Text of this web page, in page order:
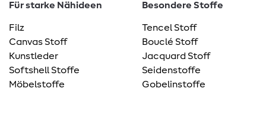
Für starke Nähideen
Filz
Canvas Stoff
Kunstleder
Softshell Stoffe
Möbelstoffe
Besondere Stoffe
Tencel Stoff
Bouclé Stoff
Jacquard Stoff
Seidenstoffe
Gobelinstoffe